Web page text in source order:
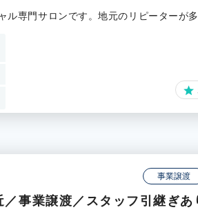
ル専門サロンです。地元のリピーターが
事業譲渡
事業譲渡／スタッフ引継ぎあ